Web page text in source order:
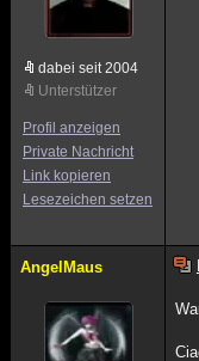
dabei seit 2004
Unterstützer
Profil anzeigen
Private Nachricht
Link kopieren
Lesezeichen setzen
AngelMaus